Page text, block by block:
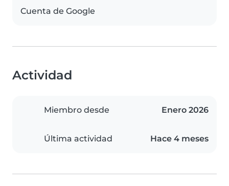
Cuenta de Google
Actividad
Miembro desde Enero 2026
Última actividad Hace 4 meses